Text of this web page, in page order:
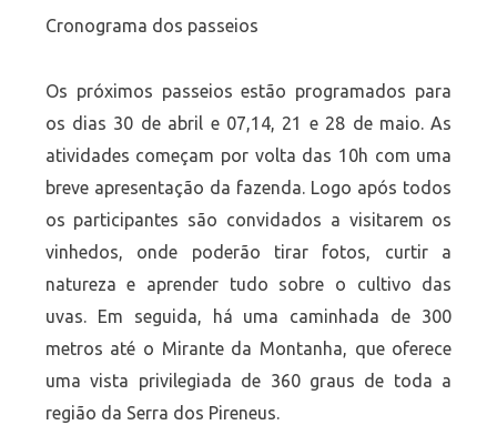
Cronograma dos passeios
Os próximos passeios estão programados para
os dias 30 de abril e 07,14, 21 e 28 de maio. As
atividades começam por volta das 10h com uma
breve apresentação da fazenda. Logo após todos
os participantes são convidados a visitarem os
vinhedos, onde poderão tirar fotos, curtir a
natureza e aprender tudo sobre o cultivo das
uvas. Em seguida, há uma caminhada de 300
metros até o Mirante da Montanha, que oferece
uma vista privilegiada de 360 graus de toda a
região da Serra dos Pireneus.